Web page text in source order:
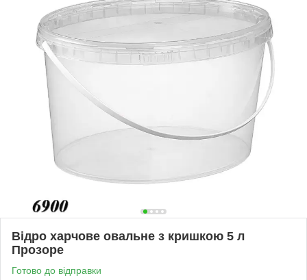
Відро харчове овальне з кришкою 5 л
Прозоре
Готово до відправки